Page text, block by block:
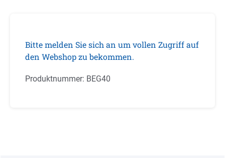
Bitte melden Sie sich an um vollen Zugriff auf
den Webshop zu bekommen.
Produktnummer: BEG40